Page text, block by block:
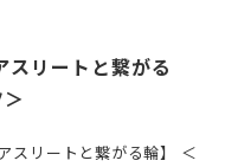
リートと繋がる
リートと繋がる輪】 ＜